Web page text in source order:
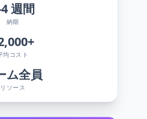
週間
納期
均コスト
ム全員
リソース